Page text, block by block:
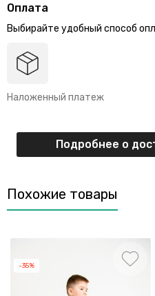
Оплата
Выбирайте удобный способ
Наложенный платеж
Подробнее о
Похожие товары
-35%